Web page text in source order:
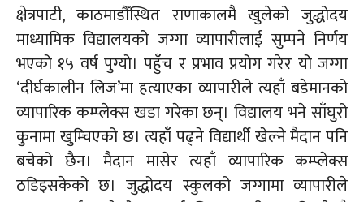
क्षेत्रपाटी, काठमाडौँस्थित राणाकालमै खुलेको जुद्धोदय
माध्यामिक विद्यालयको जग्गा व्यापारीलाई सुम्पने निर्णय
भएको १५ वर्ष पुग्यो। पहुँच र प्रभाव प्रयोग गरेर यो जग्गा
‘दीर्घकालीनलिज’मा हत्याएका व्यापारीले त्यहाँ बडेमानको
व्यापारिक कम्प्लेक्स खडा गरेका छन्। विद्यालय भने साँघुरो
कुनामा खुम्चिएको छ। त्यहाँ पढ्ने विद्यार्थी खेल्ने मैदान पनि
बचेको छैन। मैदान मासेर त्यहाँ व्यापारिक कम्प्लेक्स
ठडिइसकेको छ। जुद्धोदय स्कुलको जग्गामा व्यापारीले